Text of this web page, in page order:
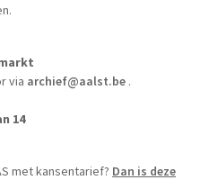
via archief@aalst.be .
14
met kansentarief? Dan is deze